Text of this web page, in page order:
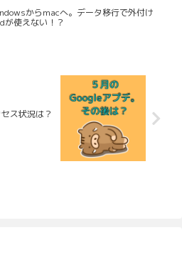
からmacへ。データ移行で外付け
が使えない！？
ス状況は？